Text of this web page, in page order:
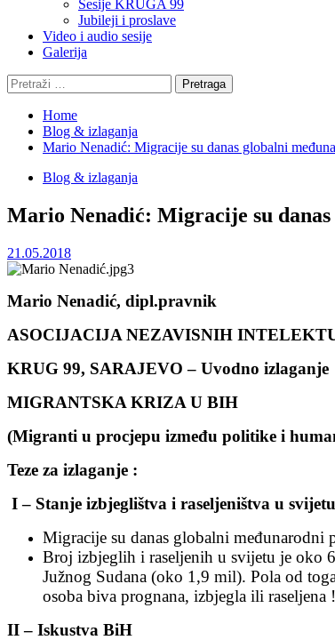
Sesije KRUGA 99
Jubileji i proslave
Video i audio sesije
Galerija
Pretraga:
Home
Blog & izlaganja
Mario Nenadić: Migracije su danas globalni
Blog & izlaganja
Mario Nenadić: Migracije su
21.05.2018
Mario Nenadić, dipl.pravnik
ASOCIJACIJA NEZAVISNIH
KRUG 99, SARAJEVO – Uvodno izlaganje
MIGRANTSKA KRIZA U BIH
(Migranti u procjepu između politike i
Teze za izlaganje :
I – Stanje izbjeglištva i raseljeništva u svijetu
Migracije su danas globalni međunarodni
Broj izbjeglih i raseljenih u svijetu je oko
Južnog Sudana (oko 1,9 mil). Pola od
osoba biva prognana, izbjegla ili raseljena !
II – Iskustva BiH